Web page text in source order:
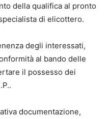
della qualifica al pronto
di elicottero.
degli interessati,
al bando delle
il possesso dei
documentazione,